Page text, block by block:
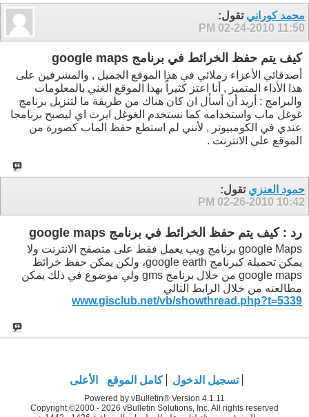
محمد كوراني تقول:
02-24-2010 11:50 PM
كيف يتم حفظ الخرائط في برنامج google maps
أصدقائي الأعزاء زملائي في هذا الموقع الجميل , والمشرفين على
هذا الأداء المتميز , أنا اعتز كثيراً بهذا الموقع الغني بالمعلومات
والبرامج : أريد أن أسأل ان كان هناك من طريقة ما لتنزيل برنامج
غوغل ماب واستخدامه كما نستخدم الغوغل ايرث اي ليصبح برنامجا
عندي في الكومبيوتر , لأنني لم استطع حفظ الماب كصورة من
الموقع على الانترنت .
حمود العنزي تقول:
02-26-2010 10:42 PM
رد : كيف يتم حفظ الخرائط في برنامج google maps
google Maps برنامج ويب يعمل فقط على متصفح الانترنت ولا
يمكن تحميلة كبرنامج google earth، ولكن يمكن حفظ خرائط
google maps من خلال برنامج gms ولي موضوع في ذلك يمكن
مطالعته من خلال الرابط التالي
www.gisclub.net/vb/showthread.php?t=5339
تسجيل الدخول كامل الموقع الأعلى
Powered by vBulletin® Version 4.1.11
Copyright ©2000 - 2026 vBulletin Solutions, Inc. All rights reserved